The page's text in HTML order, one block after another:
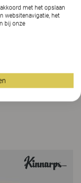
met het opslaan
websitenavigatie, het
bij onze